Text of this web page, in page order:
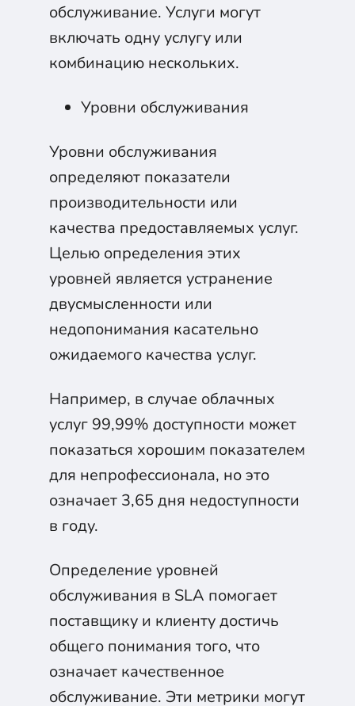
обслуживание. Услуги могут
включать одну услугу или
комбинацию нескольких.
Уровни обслуживания
Уровни обслуживания
определяют показатели
производительности или
качества предоставляемых услуг.
Целью определения этих
уровней является устранение
двусмысленности или
недопонимания касательно
ожидаемого качества услуг.
Например, в случае облачных
услуг 99,99% доступности может
показаться хорошим показателем
для непрофессионала, но это
означает 3,65 дня недоступности
в году.
Определение уровней
обслуживания в SLA помогает
поставщику и клиенту достичь
общего понимания того, что
означает качественное
обслуживание. Эти метрики могут